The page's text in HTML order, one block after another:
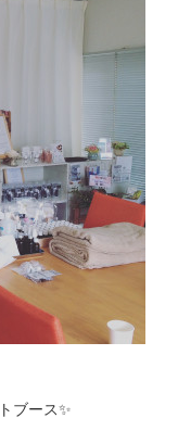
ブース✨